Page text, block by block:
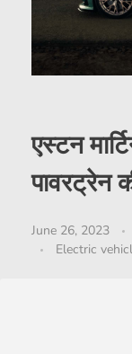
एस्टन
पावरट्रेन
June 26, 2023
Electric